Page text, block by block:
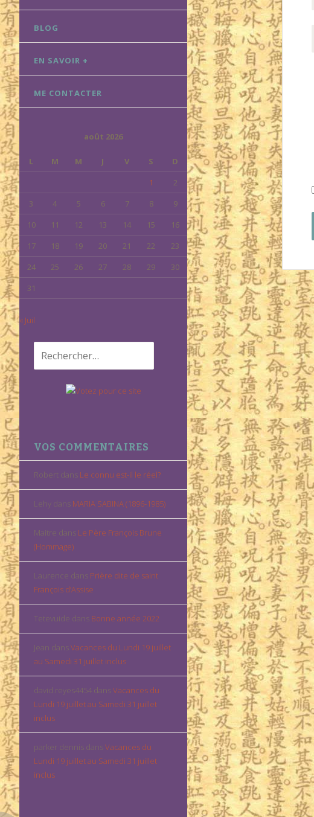
BLOG
EN SAVOIR +
ME CONTACTER
août 2026
L M M J V S
D
1
2
3
4 5 6 7 8
9
10
11 12 13 14 15
16
17
18 19 20 21 22
23
24
25 26 27 28 29
30
31
« Juil
Rechercher :
VOS COMMENTAIRES
Robert dans Le connu est-il le réel?
Lehy dans MARIA SABINA (1896-1985)
Maitre dans Le Père François Brune
(Hommage)
Laurence dans Prière dite de saint
François d’Assise
Tetevuide dans Bonne année 2022
Jean dansVacances du Lundi 19 juillet
au Samedi 31 juillet inclus
david.reyes4454 dansVacances du
Lundi 19 juillet au Samedi 31 juillet
inclus
parker dennis dansVacances du
Lundi 19 juillet au Samedi 31 juillet
inclus